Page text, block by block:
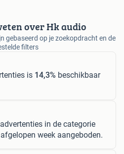
over Hk audio
gebaseerd op je zoekopdracht en de
filters
is 14,3% beschikbaar
advertenties in de categorie
week aangeboden.